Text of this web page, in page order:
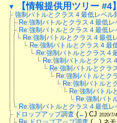
▼ 【情報提供用ツリー
├ 強制バトルとクラス４最低レベル
│├ Re:強制バトルとクラス４最低レ
│├ Re:強制バトルとクラス４最低レ
││└ Re:強制バトルとクラス４最低
││　└ Re:強制バトルとクラス４最
││　　└ Re:強制バトルとクラス４
││　　　└ Re:強制バトルとクラス
││　　　　└ Re:強制バトルとクラ
││　　　　　└ Re:強制バトルとク
││　　　　　　└ Re:強制バトルと
││　　　　　　　└ Re:強制バトル
││　　　　　　　　└ Re:強制バト
│└ Re:強制バトルとクラス４最低レ
├ ドロップアップ調査 (←) CJ 2020/7/